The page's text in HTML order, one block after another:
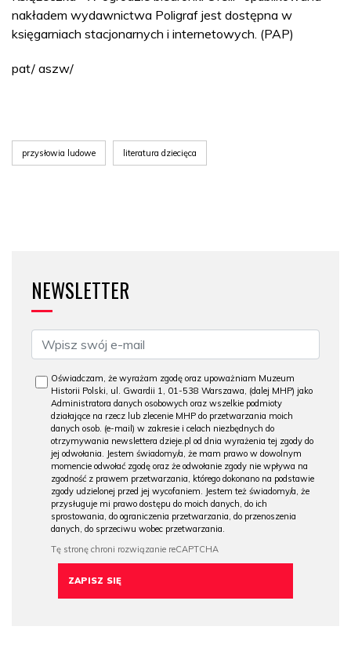
nakładem wydawnictwa Poligraf jest dostępna w
księgarniach stacjonarnych i internetowych. (PAP)
pat/ aszw/
przysłowia ludowe literatura dziecięca
NEWSLETTER
Oświadczam, że wyrażam zgodę oraz upoważniam Muzeum
Historii Polski, ul. Gwardii 1, 01-538 Warszawa, (dalej MHP) jako
Administratora danych osobowych oraz wszelkie podmioty
działające na rzecz lub zlecenie MHP do przetwarzania moich
danych osob. (e-mail) w zakresie i celach niezbędnych do
otrzymywania newslettera dzieje.pl od dnia wyrażenia tej zgody do
jej odwołania. Jestem świadomy/a, że mam prawo w dowolnym
momencie odwołać zgodę oraz że odwołanie zgody nie wpływa na
zgodność z prawem przetwarzania, którego dokonano na podstawie
zgody udzielonej przed jej wycofaniem. Jestem też świadomy/a, że
przysługuje mi prawo dostępu do moich danych, do ich
sprostowania, do ograniczenia przetwarzania, do przenoszenia
danych, do sprzeciwu wobec przetwarzania.